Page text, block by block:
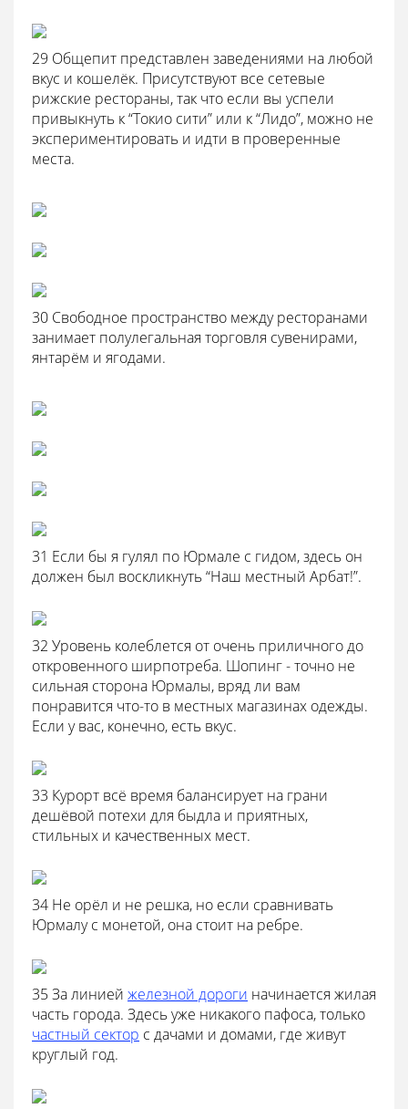
29 Общепит представлен заведениями на любой
вкус и кошелёк. Присутствуют все сетевые
рижские рестораны, так что если вы успели
привыкнуть к “Токио сити” или к “Лидо”, можно не
экспериментировать и идти в проверенные
места.
30 Свободное пространство между ресторанами
занимает полулегальная торговля сувенирами,
янтарём и ягодами.
31 Если бы я гулял по Юрмале с гидом, здесь он
должен был воскликнуть “Наш местный Арбат!”.
32 Уровень колеблется от очень приличного до
откровенного ширпотреба. Шопинг - точно не
сильная сторона Юрмалы, вряд ли вам
понравится что-то в местных магазинах одежды.
Если у вас, конечно, есть вкус.
33 Курорт всё время балансирует на грани
дешёвой потехи для быдла и приятных,
стильных и качественных мест.
34 Не орёл и не решка, но если сравнивать
Юрмалу с монетой, она стоит на ребре.
35 За линией железной дороги начинается жилая
часть города. Здесь уже никакого пафоса, только
частный сектор с дачами и домами, где живут
круглый год.